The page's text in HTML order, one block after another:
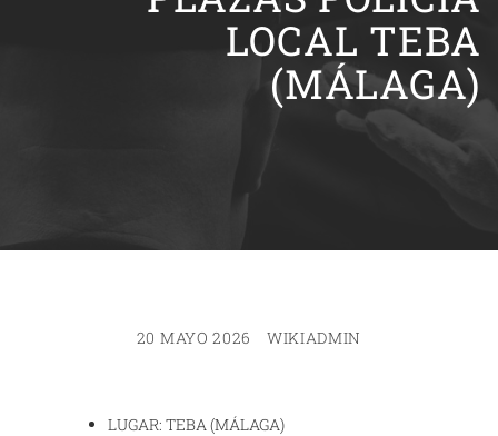
LOCAL TEBA
(MÁLAGA)
20 MAYO 2026 WIKIADMIN
LUGAR: TEBA (MÁLAGA)